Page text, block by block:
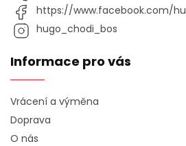
https://www.facebook.com/
hugo_chodi_bos
Informace pro vás
Vrácení a výměna
Doprava
O nás